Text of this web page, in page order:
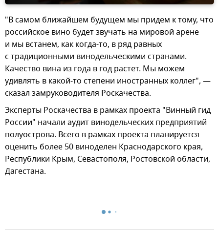
"В самом ближайшем будущем мы придем к тому, что
российское вино будет звучать на мировой арене
и мы встанем, как когда-то, в ряд равных
с традиционными винодельческими странами.
Качество вина из года в год растет. Мы можем
удивлять в какой-то степени иностранных коллег", —
сказал замруководителя Роскачества.
Эксперты Роскачества в рамках проекта "Винный гид
России" начали аудит винодельческих предприятий
полуострова. Всего в рамках проекта планируется
оценить более 50 виноделен Краснодарского края,
Республики Крым, Севастополя, Ростовской области,
Дагестана.